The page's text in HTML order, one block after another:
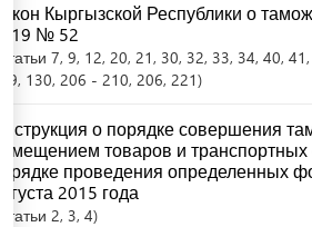
Закон Кыргызской Республики о
2019 № 52
Статьи 7, 9, 12, 20, 21, 30, 32, 33, 34, 40, 41
129, 130, 206 - 210, 206, 221
Инструкция о порядке совершения
помещением товаров и
порядке проведения определенных
августа 2015 года
Статьи 2, 3, 4